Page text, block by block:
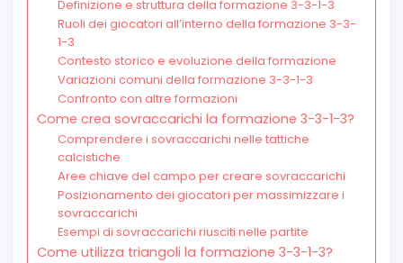
Definizione e struttura della formazione 3-3-1-3
Ruoli dei giocatori all’interno della formazione 3-3-
1-3
Contesto storico e evoluzione della formazione
Variazioni comuni della formazione 3-3-1-3
Confronto con altre formazioni
Come crea sovraccarichi la formazione 3-3-1-3?
Comprendere i sovraccarichi nelle tattiche
calcistiche
Aree chiave del campo per creare sovraccarichi
Posizionamento dei giocatori per massimizzare i
sovraccarichi
Esempi di sovraccarichi riusciti nelle partite
Come utilizza triangoli la formazione 3-3-1-3?